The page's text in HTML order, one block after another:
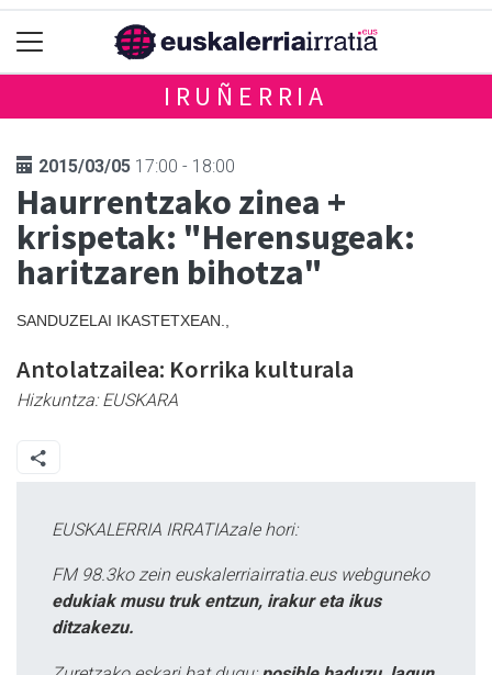
IRUÑERRIA
2015/03/05 17:00 - 18:00
Haurrentzako zinea +
krispetak: "Herensugeak:
haritzaren bihotza"
SANDUZELAI IKASTETXEAN.,
Antolatzailea: Korrika kulturala
Hizkuntza:EUSKARA
EUSKALERRIA IRRATIAzale hori:
FM 98.3ko zein euskalerriairratia.eus webguneko
edukiak musu truk entzun, irakur eta ikus
ditzakezu.